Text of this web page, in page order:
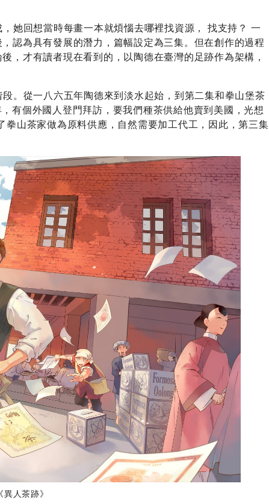
她回想當時每畫一本就煩惱去哪裡找資源， 找支持？ 一
認為具有發展的潛力，篇幅設定為三集。但在創作的過程
，才有讀者現在看到的，以陶德在臺灣的足跡作為架構，
。從一八六五年陶德來到淡水起始，到第二集和拳山堡茶
有個外國人登門拜訪，要我們種茶供給他賣到美國，光想
山茶家做為原料供應，自然需要加工代工，因此，第三集
人茶跡》